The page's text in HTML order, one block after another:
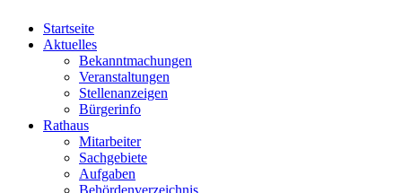
Startseite
Aktuelles
Bekanntmachungen
Veranstaltungen
Stellenanzeigen
Bürgerinfo
Rathaus
Mitarbeiter
Sachgebiete
Aufgaben
Behördenverzeichnis